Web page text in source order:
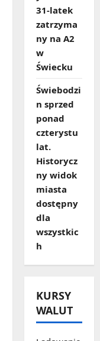
31‑latek
zatrzyma
ny na A2
w
Świecku
Świebodzi
n sprzed
ponad
czterystu
lat.
Historycz
ny widok
miasta
dostępny
dla
wszystkic
h
KURSY
WALUT